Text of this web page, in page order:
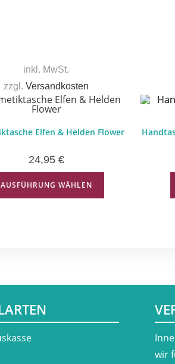
inkl. MwSt.
zzgl. Versandkosten
Elfen & Helden Flower
24,95 €
AUSFÜHRUNG WÄHLEN
wir